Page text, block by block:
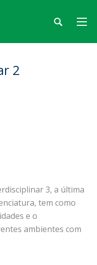
2
3, a última
tem como
e o
ambientes com